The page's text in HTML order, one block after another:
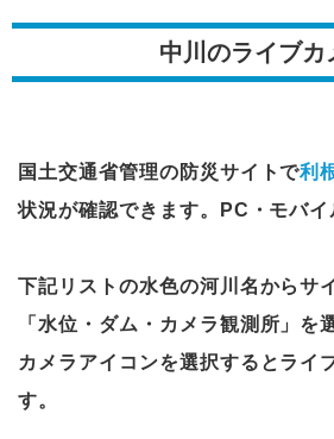
中川のライブカ
国土交通省管理の防災サイトで利
状況が確認できます。PC・モバイ
下記リストの水色の河川名からサ
「水位・ダム・カメラ観測所」を
カメラアイコンを選択するとライ
す。